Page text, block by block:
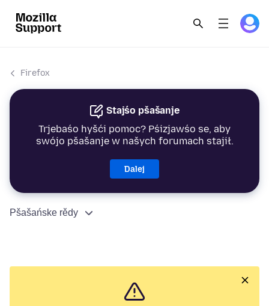
Firefox
Stajśo pšašanje
Trjebaśo hyšći pomoc? Pśizjawśo se, aby
swójo pšašanje w našych forumach stajił.
Dalej
Pšašańske rědy